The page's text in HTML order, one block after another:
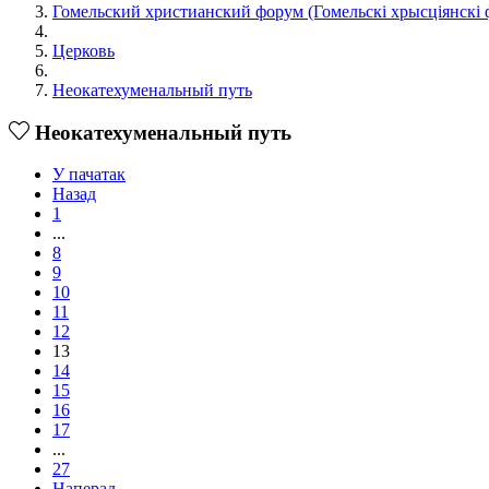
Гомельский христианский форум (Гомельскі хрысціянскі
Церковь
Неокатехуменальный путь
Неокатехуменальный путь
У пачатак
Назад
1
...
8
9
10
11
12
13
14
15
16
17
...
27